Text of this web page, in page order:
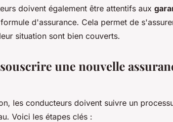
doivent également être attentifs aux
d'assurance. Cela permet de
situation sont bien couverts.
une nouvelle
les conducteurs doivent suivre un
Voici les étapes clés :